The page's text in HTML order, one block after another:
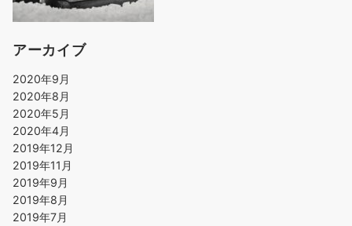
アーカイブ
2020年9月
2020年8月
2020年5月
2020年4月
2019年12月
2019年11月
2019年9月
2019年8月
2019年7月